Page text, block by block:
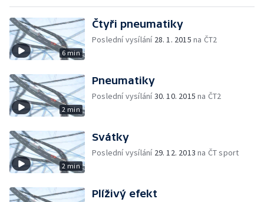
6 min
Čtyři pneumatiky
Poslední vysílání 28. 1. 2015 na ČT2
2 min
Pneumatiky
Poslední vysílání30. 10. 2015 na ČT2
2 min
Svátky
Poslední vysílání 29. 12. 2013 na ČT sport
Plíživý efekt